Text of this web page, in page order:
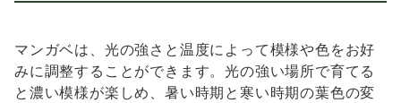
マンガベは、光の強さと温度によって模様や色をお好
みに調整することができます。光の強い場所で育てる
と濃い模様が楽しめ、暑い時期と寒い時期の葉色の変